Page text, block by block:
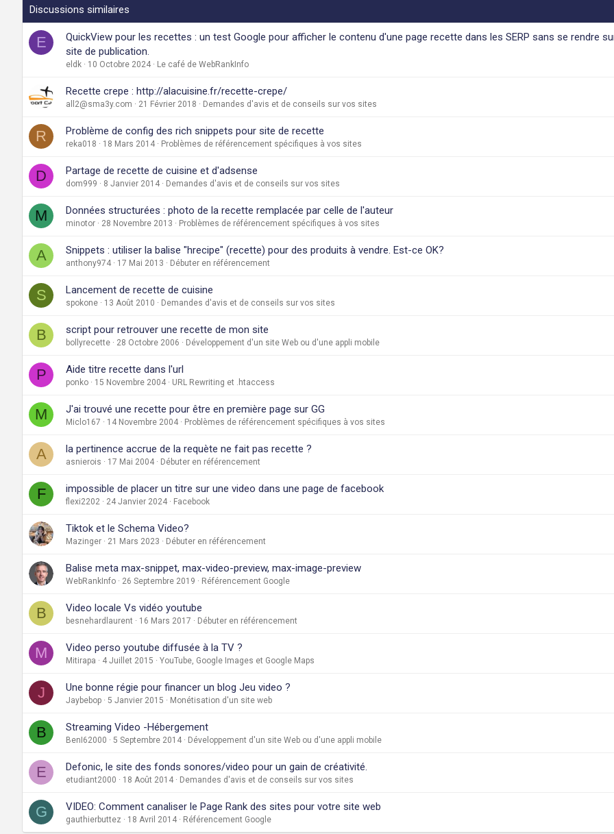
Discussions similaires
E
QuickView pour les recettes : un test Google pour afficher le contenu d'une page recette dans les SERP sans se rendre
site de publication.
eldk 10 Octobre 2024 Le café de WebRankInfo
Recette crepe : http://alacuisine.fr/recette-crepe/
all2@sma3y.com 21 Février 2018 Demandes d'avis et de conseils sur vos sites
R Problème de config des rich snippets pour site de recette
reka018 18 Mars 2014 Problèmes de référencement spécifiques à vos sites
D Partage de recette de cuisine et d'adsense
dom999 8 Janvier 2014 Demandes d'avis et de conseils sur vos sites
M Données structurées : photo de la recette remplacée par celle de l'auteur
minotor 28 Novembre 2013 Problèmes de référencement spécifiques à vos sites
A Snippets : utiliser la balise "hrecipe" (recette) pour des produits à vendre. Est-ce OK?
anthony974 17 Mai 2013 Débuter en référencement
S Lancement de recette de cuisine
spokone 13 Août 2010 Demandes d'avis et de conseils sur vos sites
B script pour retrouver une recette de mon site
bollyrecette 28 Octobre 2006 Développement d'un site Web ou d'une appli mobile
P Aide titre recette dans l'url
ponko 15 Novembre 2004 URL Rewriting et .htaccess
M J'ai trouvé une recette pour être en première page sur GG
Miclo167 14 Novembre 2004 Problèmes de référencement spécifiques à vos sites
A la pertinence accrue de la requète ne fait pas recette ?
asnierois 17 Mai 2004 Débuter en référencement
F impossible de placer un titre sur une video dans une page de facebook
flexi2202 24 Janvier 2024 Facebook
Tiktok et le Schema Video?
Mazinger 21 Mars 2023 Débuter en référencement
Balise meta max-snippet, max-video-preview, max-image-preview
WebRankInfo 26 Septembre 2019 Référencement Google
B Video locale Vs vidéo youtube
besnehardlaurent 16 Mars 2017 Débuter en référencement
M Video perso youtube diffusée à la TV ?
Mitirapa 4 Juillet 2015 YouTube, Google Images et Google Maps
J Une bonne régie pour financer un blog Jeu video ?
Jaybebop 5 Janvier 2015 Monétisation d'un site web
B Streaming Video -Hébergement
BenI62000 5 Septembre 2014 Développement d'un site Web ou d'une appli mobile
E Defonic, le site des fonds sonores/video pour un gain de créativité.
etudiant2000 18 Août 2014 Demandes d'avis et de conseils sur vos sites
G VIDEO: Comment canaliser le Page Rank des sites pour votre site web
gauthierbuttez 18 Avril 2014 Référencement Google